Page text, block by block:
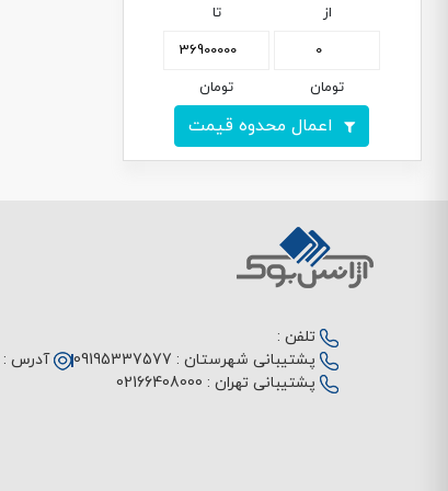
از
تومان
تا
تومان
اعمال محدوه قیمت
تلفن :
پشتیبانی شهرستان : 09195337577
پشتیبانی تهران : 02166408000
آدرس :